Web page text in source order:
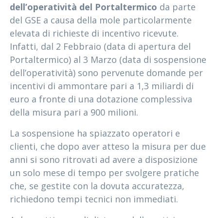
dell’operatività del Portaltermico da parte
del GSE a causa della mole particolarmente
elevata di richieste di incentivo ricevute.
Infatti, dal 2 Febbraio (data di apertura del
Portaltermico) al 3 Marzo (data di sospensione
dell’operatività) sono pervenute domande per
incentivi di ammontare pari a 1,3 miliardi di
euro a fronte di una dotazione complessiva
della misura pari a 900 milioni.
La sospensione ha spiazzato operatori e
clienti, che dopo aver atteso la misura per due
anni si sono ritrovati ad avere a disposizione
un solo mese di tempo per svolgere pratiche
che, se gestite con la dovuta accuratezza,
richiedono tempi tecnici non immediati.